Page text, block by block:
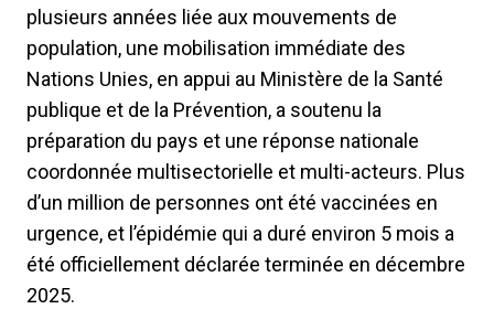
plusieurs années liée aux mouvements de
population, une mobilisation immédiate des
Nations Unies, en appui au Ministère de la Santé
publique et de la Prévention, a soutenu la
préparation du pays et une réponse nationale
coordonnée multisectorielle et multi-acteurs. Plus
d’un million de personnes ont été vaccinées en
urgence, et l’épidémie qui a duré environ 5 mois a
été officiellement déclarée terminée en décembre
2025.